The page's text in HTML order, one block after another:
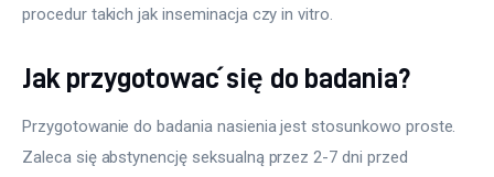
procedur takich jak inseminacja czy in vitro.
Jak przygotować się do badania?
Przygotowanie do badania nasienia jest stosunkowo proste.
Zaleca się abstynencję seksualną przez 2-7 dni przed